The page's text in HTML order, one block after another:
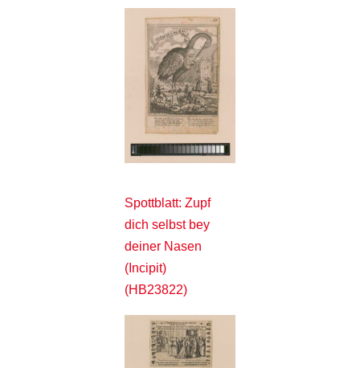
Spottblatt: Zupf
dich selbst bey
deiner Nasen
(Incipit)
(HB23822)